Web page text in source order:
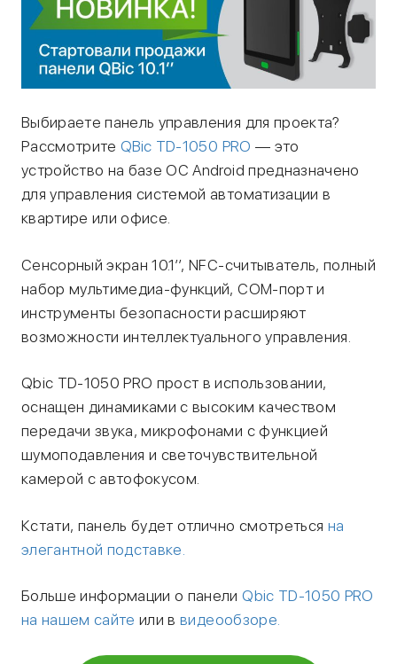
Выбираете панель управления для проекта?
РассмотритеQBic TD-1050 PRO — это
устройство на базе ОС Android предназначено
для управления системой автоматизации в
квартире или офисе.
Сенсорный экран 10.1’’, NFC-считыватель, полный
набор мультимедиа-функций, COM-порт и
инструменты безопасности расширяют
возможности интеллектуального управления.
Qbic TD-1050 PRO прост в использовании,
оснащен динамиками с высоким качеством
передачи звука, микрофонами с функцией
шумоподавления и светочувствительной
камерой с автофокусом.
Кстати, панель будет отлично смотреться на
элегантной подставке.
Больше информации о панелиQbic TD-1050 PRO
на нашем сайте или ввидеообзоре.